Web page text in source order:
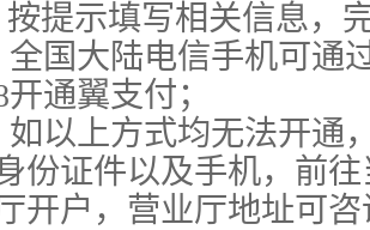
按提示填写相关信息，
全国大陆电信手机可
开通翼支付；
如以上方式均无法开
份证件以及手机，前
开户，营业厅地址可咨